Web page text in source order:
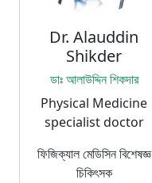
Dr. Alauddin
Shikder
ডাঃ আলাউদ্দিন শিকদার
Physical Medicine
specialist doctor
ফিজিক্যাল মেডিসিন বিশেষজ্ঞ
চিকিৎসক